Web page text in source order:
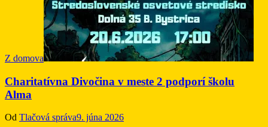
Z domova
Charitatívna Divočina v meste 2 podporí školu
Alma
Od Tlačová správa9. júna 2026